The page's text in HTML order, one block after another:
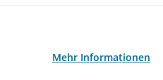
Mehr Informationen